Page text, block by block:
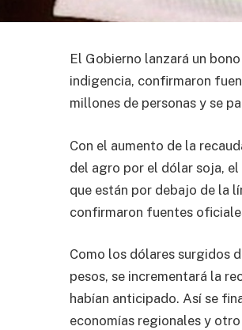
El Gobierno lanzará un
indigencia, confirmaron
millones de personas y se
Con el aumento de la
del agro por el dólar soja,
que están por debajo de la
confirmaron fuentes
Como los dólares surgidos
pesos, se incrementará la
habían anticipado. Así se
economías regionales y